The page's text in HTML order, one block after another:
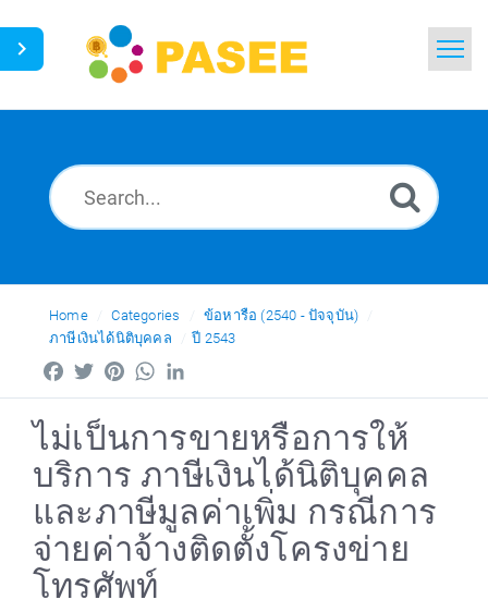
News
Ask a Question
Home Categories
ข้อหารือ (2540 - ปัจจุบัน)
ภาษีเงินได้นิติบุคคล
ปี 2543
FacebookTwitterPinterestWhatsApp
ไม่เป็นการขายหรือการให้
บริการ ภาษีเงินได้นิติบุคคล
และภาษีมูลค่าเพิ่ม กรณีการ
จ่ายค่าจ้างติดตั้งโครงข่าย
โทรศัพท์